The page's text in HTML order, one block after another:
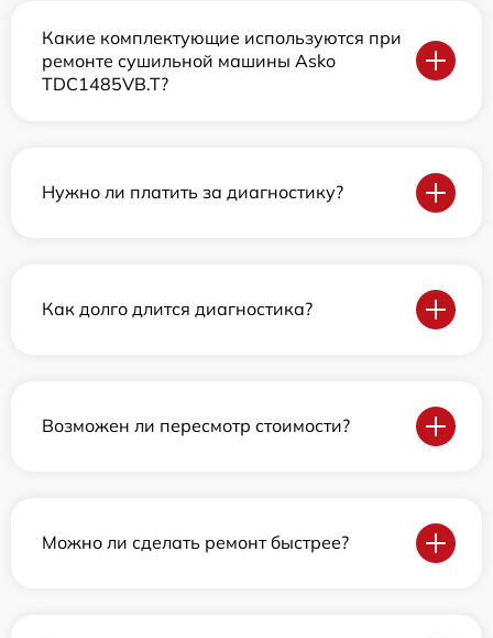
Какие комплектующие используются при
ремонте сушильной машины Asko
TDC1485VB.T?
Нужно ли платить за диагностику?
Как долго длится диагностика?
Возможен ли пересмотр стоимости?
Можно ли сделать ремонт быстрее?